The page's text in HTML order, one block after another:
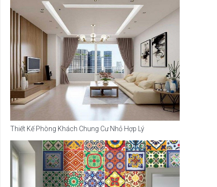
Thiết Kế Phòng Khách Chung Cư Nhỏ Hợp Lý